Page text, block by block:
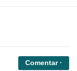
Comentar ·